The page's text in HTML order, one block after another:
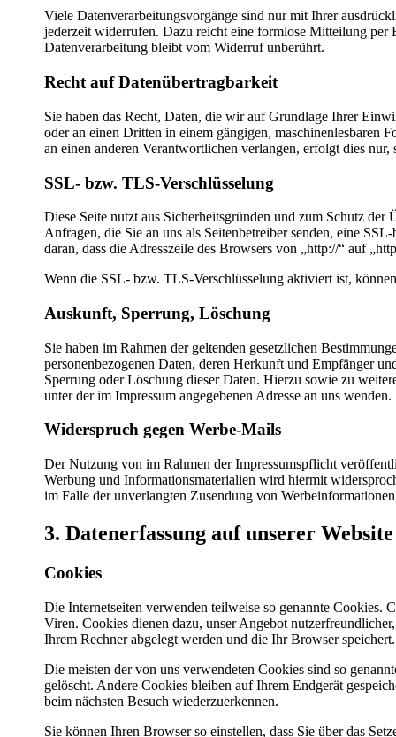
Viele Datenverarbeitungsvorgänge sind nur mit Ihrer
jederzeit widerrufen. Dazu reicht eine formlose Mitteilung
Datenverarbeitung bleibt vom Widerruf unberührt.
Recht auf Datenübertragbarkeit
Sie haben das Recht, Daten, die wir auf Grundlage Ihrer
oder an einen Dritten in einem gängigen, maschinenlesbaren
an einen anderen Verantwortlichen verlangen, erfolgt dies nur,
SSL- bzw. TLS-Verschlüsselung
Diese Seite nutzt aus Sicherheitsgründen und zum Schutz
Anfragen, die Sie an uns als Seitenbetreiber senden, eine
daran, dass die Adresszeile des Browsers von „http://“ auf
Wenn die SSL- bzw. TLS-Verschlüsselung aktiviert ist,
Auskunft, Sperrung, Löschung
Sie haben im Rahmen der geltenden gesetzlichen
personenbezogenen Daten, deren Herkunft und Empfänger
Sperrung oder Löschung dieser Daten. Hierzu sowie zu
unter der im Impressum angegebenen Adresse an uns wenden.
Widerspruch gegen Werbe-Mails
Der Nutzung von im Rahmen der Impressumspflicht
Werbung und Informationsmaterialien wird hiermit
im Falle der unverlangten Zusendung von
3. Datenerfassung auf unserer Website
Cookies
Die Internetseiten verwenden teilweise so genannte Cookies.
Viren. Cookies dienen dazu, unser Angebot
Ihrem Rechner abgelegt werden und die Ihr Browser speichert.
Die meisten der von uns verwendeten Cookies sind so
gelöscht. Andere Cookies bleiben auf Ihrem Endgerät
beim nächsten Besuch wiederzuerkennen.
Sie können Ihren Browser so einstellen, dass Sie über das